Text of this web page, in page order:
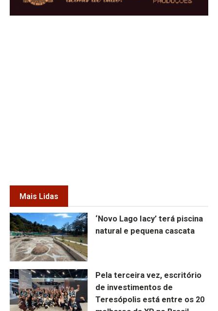
Mais Lidas
‘Novo Lago Iacy’ terá piscina
natural e pequena cascata
Pela terceira vez, escritório
de investimentos de
Teresópolis está entre os 20